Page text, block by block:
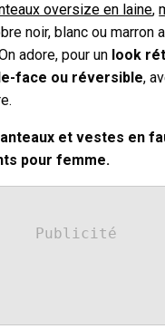
oversize en laine,
noir, blanc ou marron
adore, pour un look
face ou réversible,
et vestes en
pour femme.
Publicité